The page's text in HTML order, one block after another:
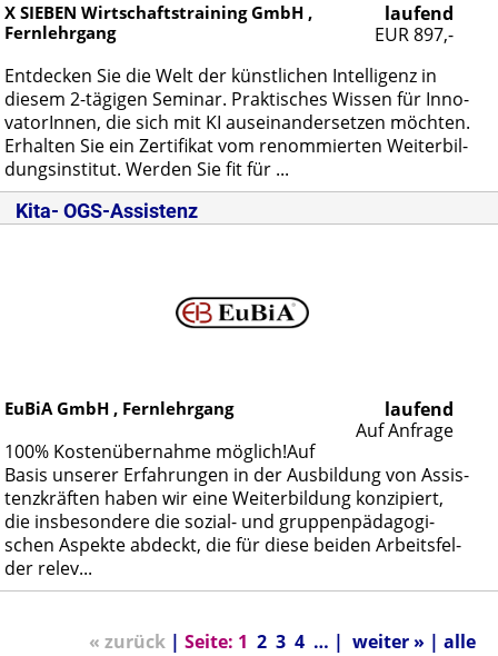
laufend
EUR 897,-
X SIEBEN Wirtschaftstraining GmbH ,
Fernlehrgang
Ent­de­cken Sie die Welt der künst­li­chen In­tel­li­genz in
die­sem 2-tä­gi­gen Se­mi­nar. Prak­ti­sches Wis­sen für In­no­
va­to­rIn­nen, die sich mit KI aus­ein­an­der­set­zen möch­ten.
Er­hal­ten Sie ein Zer­ti­fi­kat vom re­nom­mier­ten Wei­ter­bil­
dungs­in­sti­tut. Wer­den Sie fit für ...
Kita- OGS-Assistenz
laufend
Auf Anfrage
EuBiA GmbH , Fernlehrgang
100% Kos­ten­über­nah­me mög­lich!Auf
Ba­sis un­se­rer Er­fah­run­gen in der Aus­bil­dung von As­sis­
tenz­kräf­ten ha­ben wir ei­ne Wei­ter­bil­dung kon­zi­piert,
die ins­be­son­de­re die so­zi­al- und grup­pen­päd­ago­gi­
schen As­pek­te ab­deckt, die für die­se bei­den Ar­beits­fel­
der re­lev...
« zurück | Seite: 1 2 3 4 … | weiter » | alle